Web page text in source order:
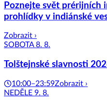
Poznejte svět prérijních
prohlídky v indiánské
Zobrazit ›
SOBOTA 8. 8.
Tolštejnské slavnosti
10:00–23:59Zobrazit ›
NEDĚLE 9. 8.